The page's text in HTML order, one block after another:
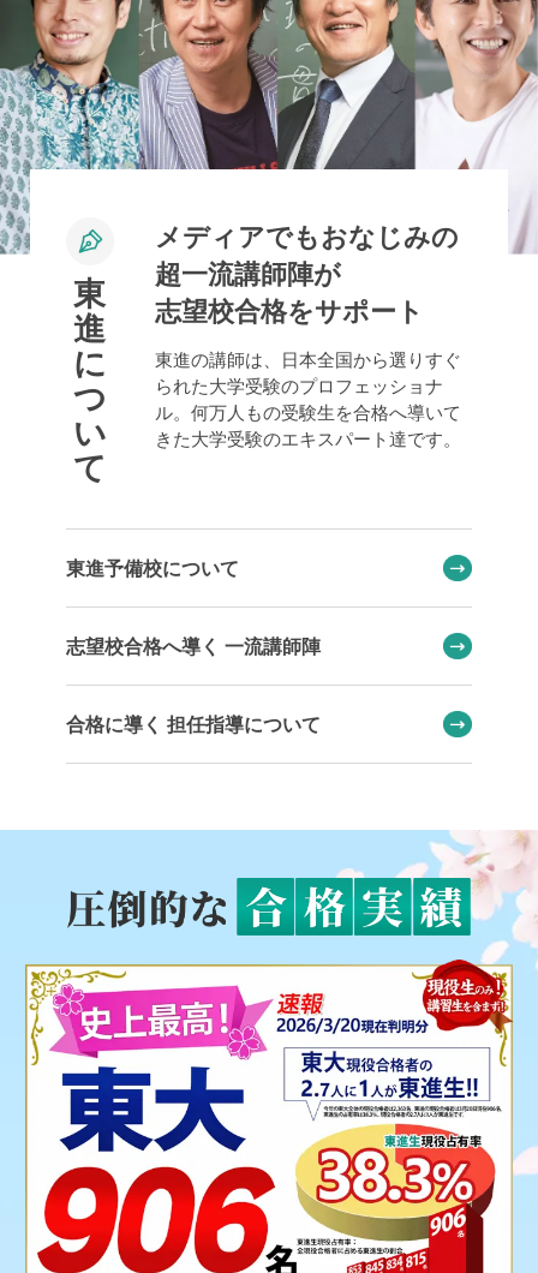
中国 山口県
九州 福岡県 熊本県 長崎県
東
進
に
つ
い
て
メディアでもおなじみの
超一流講師陣が
志望校合格をサポート
東進の講師は、日本全国から選りすぐ
られた大学受験のプロフェッショナ
ル。何万人もの受験生を合格へ導いて
きた大学受験のエキスパート達です。
東進予備校について
志望校合格へ導く 一流講師陣
合格に導く 担任指導について